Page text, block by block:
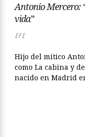
Antonio Mercero:
vida”
EFE
Hijo del mítico
como La cabina y
nacido en Madrid